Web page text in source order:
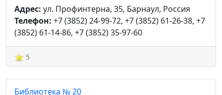
Адрес: ул. Профинтерна, 35, Барнаул, Россия
Телефон: +7 (3852) 24-99-72, +7 (3852) 61-26-38, +7
(3852) 61-14-86, +7 (3852) 35-97-60
5
Библиотека № 20